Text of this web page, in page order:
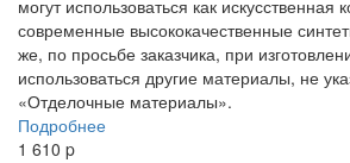
могут использоваться как искусственная
современные высококачественные
же, по просьбе заказчика, при
использоваться другие материалы, не
«Отделочные материалы».
Подробнее
1 610 p